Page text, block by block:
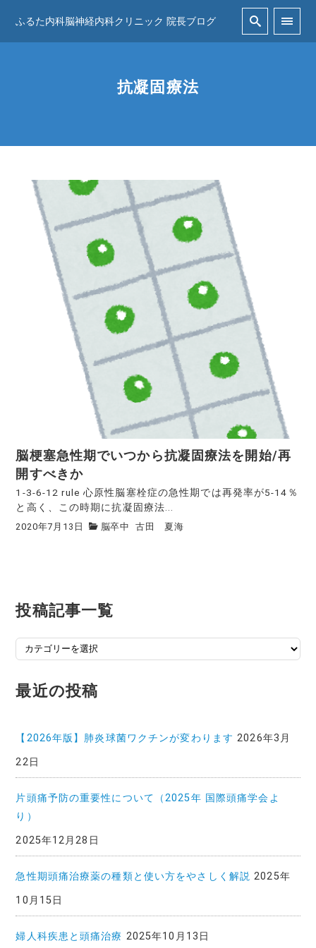
ふるた内科脳神経内科クリニック 院長ブログ
抗凝固療法
脳梗塞急性期でいつから抗凝固療法を開始/再
開すべきか
1-3-6-12 rule 心原性脳塞栓症の急性期では再発率が5-14％
と高く、この時期に抗凝固療法...
2020年7月13日 脳卒中 古田 夏海
投稿記事一覧
投
稿
記
事
覧
最近の投稿
【2026年版】肺炎球菌ワクチンが変わります 2026年3月
22日
片頭痛予防の重要性について（2025年 国際頭痛学会よ
り）
2025年12月28日
急性期頭痛治療薬の種類と使い方をやさしく解説 2025年
10月15日
婦人科疾患と頭痛治療 2025年10月13日